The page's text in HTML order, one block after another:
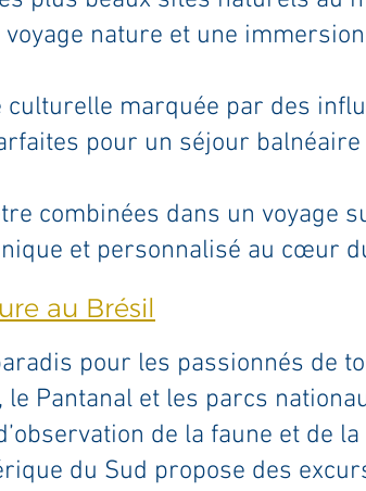
voyage nature et une
culturelle marquée par des
pour un séjour balnéaire
combinées dans un voyage
et personnalisé au cœur
au Brésil
pour les passionnés de
le Pantanal et les parcs
de la faune et de
du Sud propose des